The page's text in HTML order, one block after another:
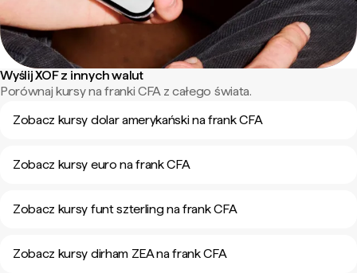
Wyślij XOF z innych walut
Porównaj kursy na franki CFA z całego świata.
Zobacz kursy dolar amerykański na frank CFA
Zobacz kursy euro na frank CFA
Zobacz kursy funt szterling na frank CFA
Zobacz kursy dirham ZEA na frank CFA